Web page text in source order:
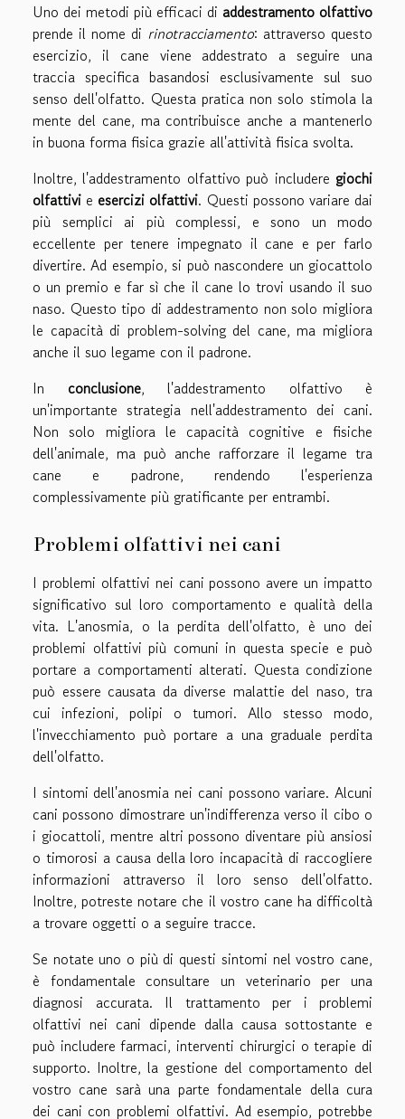
Uno dei metodi più efficaci di addestramento olfattivo
prende il nome di rinotracciamento: attraverso questo
esercizio, il cane viene addestrato a seguire una
traccia specifica basandosi esclusivamente sul suo
senso dell'olfatto. Questa pratica non solo stimola la
mente del cane, ma contribuisce anche a mantenerlo
in buona forma fisica grazie all'attività fisica svolta.
Inoltre, l'addestramento olfattivo può includere giochi
olfattivi e esercizi olfattivi. Questi possono variare dai
più semplici ai più complessi, e sono un modo
eccellente per tenere impegnato il cane e per farlo
divertire. Ad esempio, si può nascondere un giocattolo
o un premio e far sì che il cane lo trovi usando il suo
naso. Questo tipo di addestramento non solo migliora
le capacità di problem-solving del cane, ma migliora
anche il suo legame con il padrone.
In conclusione, l'addestramento olfattivo è
un'importante strategia nell'addestramento dei cani.
Non solo migliora le capacità cognitive e fisiche
dell'animale, ma può anche rafforzare il legame tra
cane e padrone, rendendo l'esperienza
complessivamente più gratificante per entrambi.
Problemi olfattivi nei cani
I problemi olfattivi nei cani possono avere un impatto
significativo sul loro comportamento e qualità della
vita. L'anosmia, o la perdita dell'olfatto, è uno dei
problemi olfattivi più comuni in questa specie e può
portare a comportamenti alterati. Questa condizione
può essere causata da diverse malattie del naso, tra
cui infezioni, polipi o tumori. Allo stesso modo,
l'invecchiamento può portare a una graduale perdita
dell'olfatto.
I sintomi dell'anosmia nei cani possono variare. Alcuni
cani possono dimostrare un'indifferenza verso il cibo o
i giocattoli, mentre altri possono diventare più ansiosi
o timorosi a causa della loro incapacità di raccogliere
informazioni attraverso il loro senso dell'olfatto.
Inoltre, potreste notare che il vostro cane ha difficoltà
a trovare oggetti o a seguire tracce.
Se notate uno o più di questi sintomi nel vostro cane,
è fondamentale consultare un veterinario per una
diagnosi accurata. Il trattamento per i problemi
olfattivi nei cani dipende dalla causa sottostante e
può includere farmaci, interventi chirurgici o terapie di
supporto. Inoltre, la gestione del comportamento del
vostro cane sarà una parte fondamentale della cura
dei cani con problemi olfattivi. Ad esempio, potrebbe